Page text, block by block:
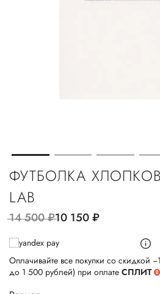
ФУТБОЛКА
LAB
14 500руб.10 150руб.
Оплачивайте все покупки со скидкой
до 1 500 рублей) при оплате СПЛИТ